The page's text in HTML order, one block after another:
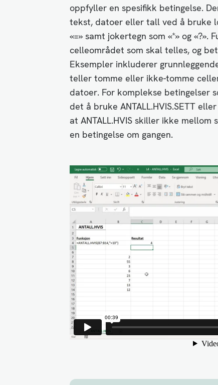
oppfyller en spesifikk betingelse.
tekst, datoer eller tall ved å bruke
«=» samt jokertegn som «*» og «?».
celleområdet som skal telles, og
Eksempler inkluderer
teller tomme eller ikke-tomme
datoer. For komplekse betingelser
det å bruke ANTALL.HVIS.SETT
at ANTALL.HVIS skiller ikke
en betingelse om gangen.